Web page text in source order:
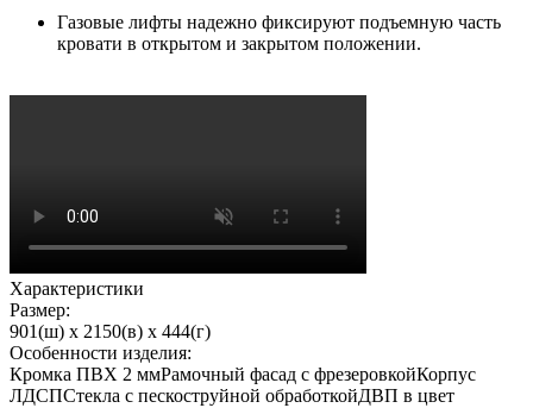
Газовые лифты надежно фиксируют подъемную часть
кровати в открытом и закрытом положении.
Характеристики
Размер:
901(ш) x 2150(в) x 444(г)
Особенности изделия:
Кромка ПВХ 2 ммРамочный фасад с фрезеровкойКорпус
ЛДСПСтекла с пескоструйной обработкойДВП в цвет